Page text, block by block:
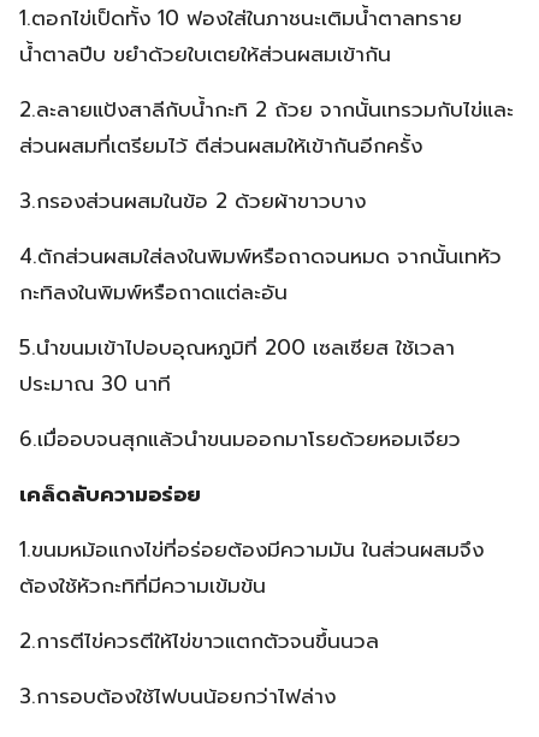
1.ตอกไข่เป็ดทั้ง 10 ฟองใส่ในภาชนะเติมน้ำตาลทราย
น้ำตาลปีบ ขยำด้วยใบเตยให้ส่วนผสมเข้ากัน
2.ละลายแป้งสาลีกับน้ำกะทิ 2 ถ้วย จากนั้นเทรวมกับไข่และ
ส่วนผสมที่เตรียมไว้ ตีส่วนผสมให้เข้ากันอีกครั้ง
3.กรองส่วนผสมในข้อ 2 ด้วยผ้าขาวบาง
4.ตักส่วนผสมใส่ลงในพิมพ์หรือถาดจนหมด จากนั้นเทหัว
กะทิลงในพิมพ์หรือถาดแต่ละอัน
5.นำขนมเข้าไปอบอุณหภูมิที่ 200 เซลเซียส ใช้เวลา
ประมาณ 30 นาที
6.เมื่ออบจนสุกแล้วนำขนมออกมาโรยด้วยหอมเจียว
เคล็ดลับความอร่อย
1.ขนมหม้อแกงไข่ที่อร่อยต้องมีความมัน ในส่วนผสมจึง
ต้องใช้หัวกะทิที่มีความเข้มข้น
2.การตีไข่ควรตีให้ไข่ขาวแตกตัวจนขึ้นนวล
3.การอบต้องใช้ไฟบนน้อยกว่าไฟล่าง